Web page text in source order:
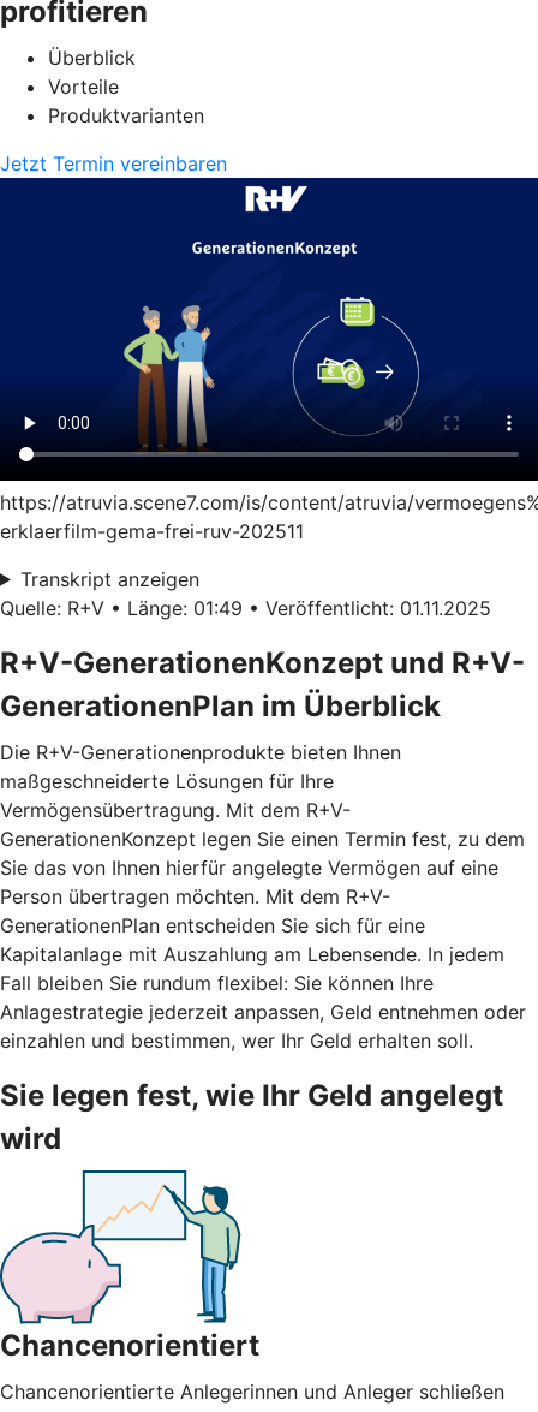
profitieren
Überblick
Vorteile
Produktvarianten
Jetzt Termin vereinbaren
https://atruvia.scene7.com/is/content/atruvia/
erklaerfilm-gema-frei-ruv-202511
Transkript anzeigen
Quelle: R+V • Länge: 01:49 • Veröffentlicht: 01.11.2025
R+V-GenerationenKonzept und R+V-
GenerationenPlan im Überblick
Die R+V-Generationenprodukte bieten Ihnen
maßgeschneiderte Lösungen für Ihre
Vermögensübertragung. Mit dem R+V-
GenerationenKonzept legen Sie einen Termin fest, zu dem
Sie das von Ihnen hierfür angelegte Vermögen auf eine
Person übertragen möchten. Mit dem R+V-
GenerationenPlan entscheiden Sie sich für eine
Kapitalanlage mit Auszahlung am Lebensende. In jedem
Fall bleiben Sie rundum flexibel: Sie können Ihre
Anlagestrategie jederzeit anpassen, Geld entnehmen oder
einzahlen und bestimmen, wer Ihr Geld erhalten soll.
Sie legen fest, wie Ihr Geld angelegt
wird
Chancenorientiert
Chancenorientierte Anlegerinnen und Anleger schließen